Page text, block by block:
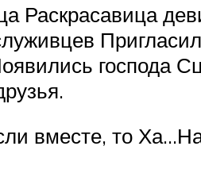
Раскрасавица
господа
вместе, то